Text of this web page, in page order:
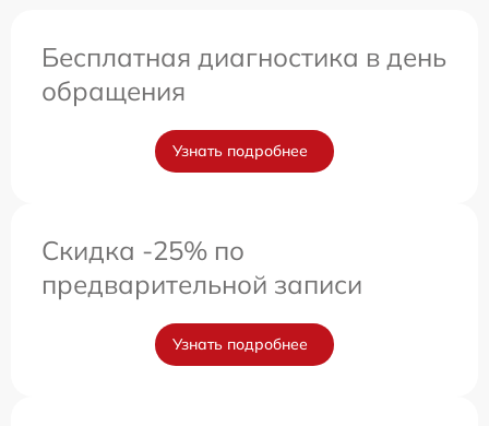
Бесплатная диагностика в день
обращения
Узнать подробнее
Скидка -25% по
предварительной записи
Узнать подробнее